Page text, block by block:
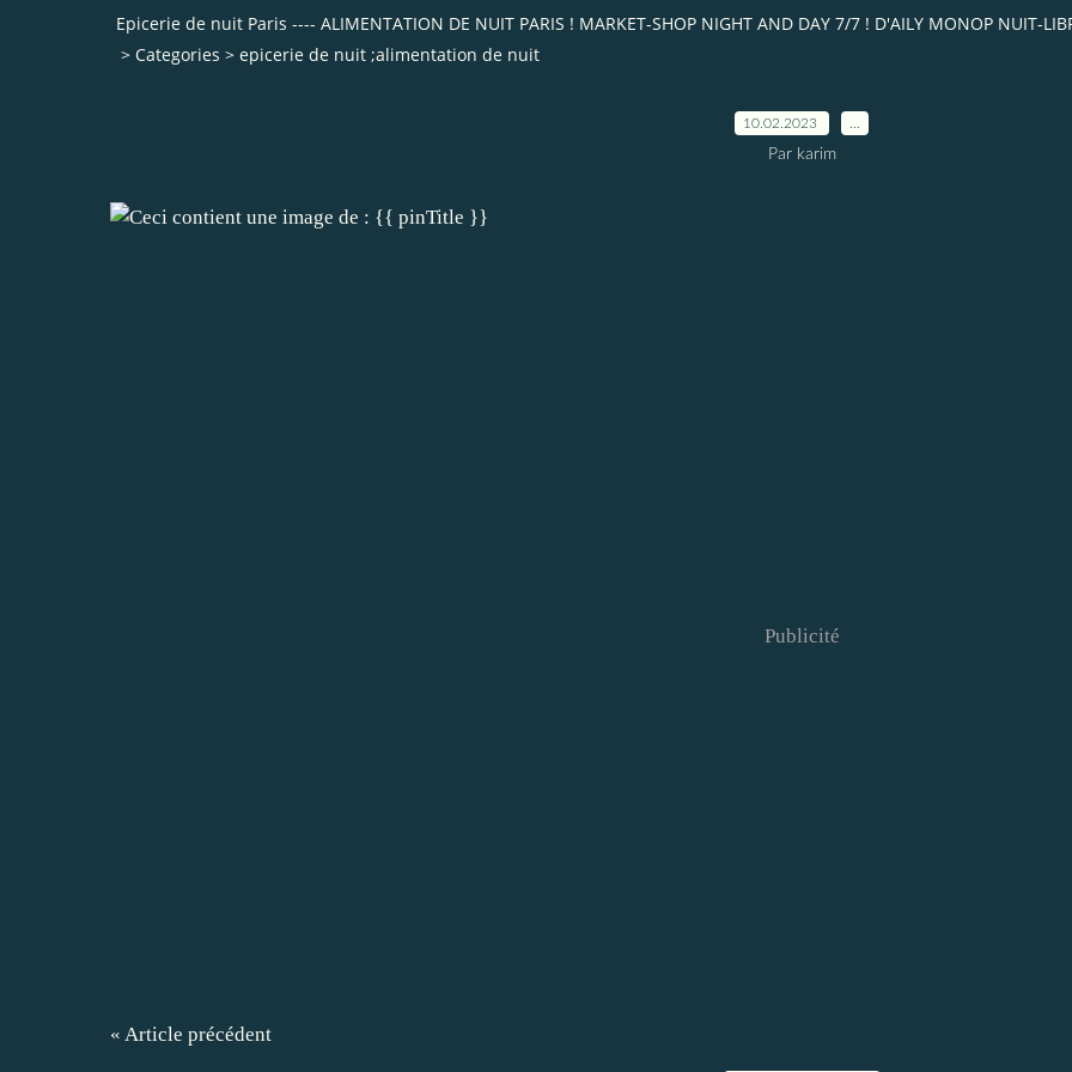
Epicerie de nuit Paris ---- ALIMENTATION DE NUIT PARIS ! MARKET-SHOP NIGHT AND DAY 7/7 ! D'AILY MONOP NUIT-
> Categories > epicerie de nuit ;alimentation de nuit
10.02.2023
Par karim
Publicité
« Article précédent